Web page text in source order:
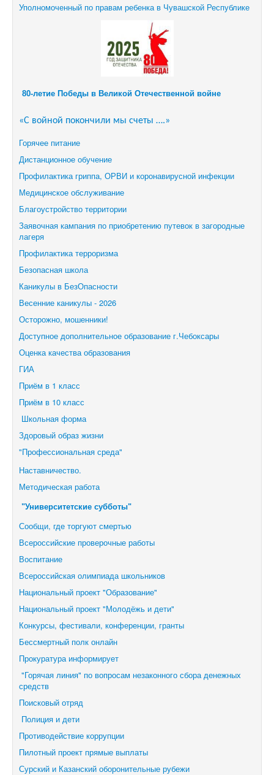
Уполномоченный по правам ребенка в Чувашской Республике
80-летие Победы в Великой Отечественной войне
«С войной покончили мы счеты ….»
Горячее питание
Дистанционное обучение
Профилактика гриппа, ОРВИ и коронавирусной инфекции
Медицинское обслуживание
Благоустройство территории
Заявочная кампания по приобретению путевок в загородные
лагеря
Профилактика терроризма
Безопасная школа
Каникулы в БезОпасности
Весенние каникулы - 2026
Осторожно, мошенники!
Доступное дополнительное образование г.Чебоксары
Оценка качества образования
ГИА
Приём в 1 класс
Приём в 10 класс
Школьная форма
Здоровый образ жизни
"Профессиональная среда"
Наставничество.
Методическая работа
"Университетские субботы"
Сообщи, где торгуют смертью
Всероссийские проверочные работы
Воспитание
Всероссийская олимпиада школьников
Национальный проект "Образование"
Национальный проект "Молодёжь и дети"
Конкурсы, фестивали, конференции, гранты
Бессмертный полк онлайн
Прокуратура информирует
"Горячая линия" по вопросам незаконного сбора денежных
средств
Поисковый отряд
Полиция и дети
Противодействие коррупции
Пилотный проект прямые выплаты
Сурский и Казанский оборонительные рубежи